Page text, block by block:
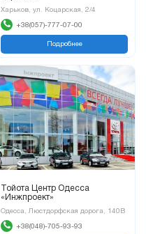
Харьков, ул. Коцарская, 2/4
+38(057)-777-07-00
Подробнее
Тойота Центр Одесса
«Инжпроект»
Одесса, Люстдорфская дорога, 140В
+38(048)-705-93-93